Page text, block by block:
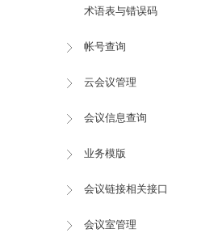
术语表与错误码
帐号查询
云会议管理
会议信息查询
业务模版
会议链接相关接口
会议室管理